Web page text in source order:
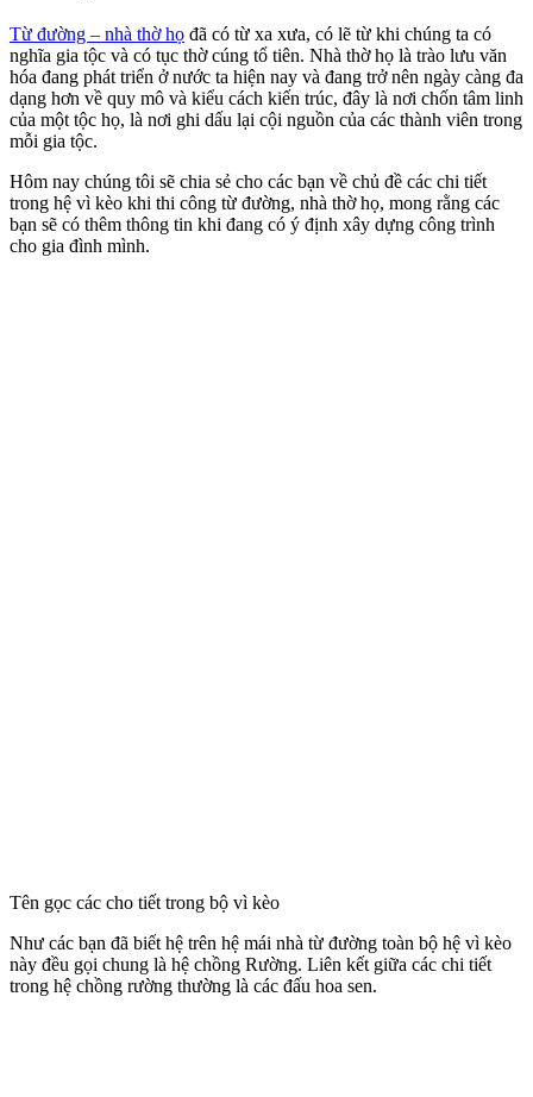
Từ đường – nhà thờ họ đã có từ xa xưa, có lẽ từ khi chúng ta có
nghĩa gia tộc và có tục thờ cúng tổ tiên. Nhà thờ họ là trào lưu văn
hóa đang phát triển ở nước ta hiện nay và đang trở nên ngày càng đa
dạng hơn về quy mô và kiểu cách kiến trúc, đây là nơi chốn tâm linh
của một tộc họ, là nơi ghi dấu lại cội nguồn của các thành viên trong
mỗi gia tộc.
Hôm nay chúng tôi sẽ chia sẻ cho các bạn về chủ đề các chi tiết
trong hệ vì kèo khi thi công từ đường, nhà thờ họ, mong rằng các
bạn sẽ có thêm thông tin khi đang có ý định xây dựng công trình
cho gia đình mình.
Tên gọc các cho tiết trong bộ vì kèo
Như các bạn đã biết hệ trên hệ mái nhà từ đường toàn bộ hệ vì kèo
này đều gọi chung là hệ chồng Rường. Liên kết giữa các chi tiết
trong hệ chồng rường thường là các đấu hoa sen.